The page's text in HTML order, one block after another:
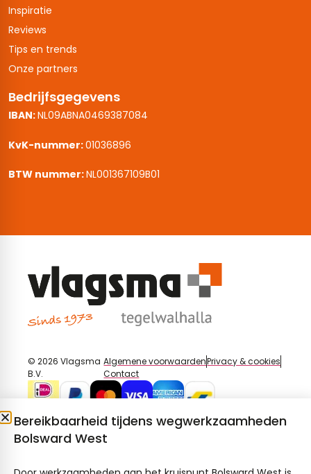
Inspiratie
Reviews
Tips en trends
Onze partners
Bedrijfsgegevens
IBAN:NL09ABNA0469387084
KvK-nummer:01036896
BTW nummer:NL001367109B01
© 2026 Vlagsma
B.V.
Algemene voorwaardenPrivacy & cookies
Contact
Bereikbaarheid tijdens wegwerkzaamheden
Bolsward West